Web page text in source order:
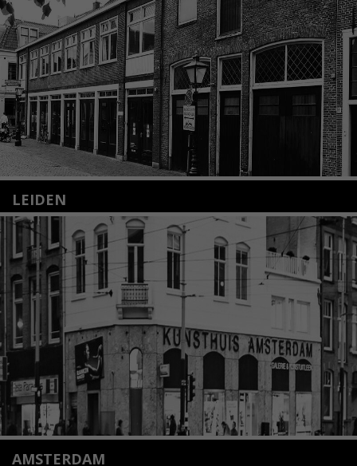
LEIDEN
Nieuwstraat 35
2312 KA Leiden
+31(0)71 – 52 84 480
info@kunsthuisleiden.nl
Lees meer
AMSTERDAM